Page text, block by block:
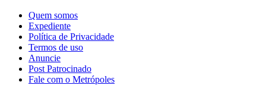
Quem somos
Expediente
Política de Privacidade
Termos de uso
Anuncie
Post Patrocinado
Fale com o Metrópoles